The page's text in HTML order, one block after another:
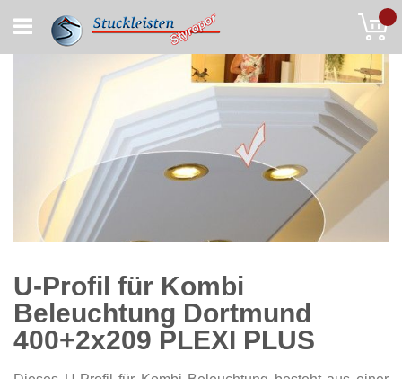
to
Content
U-Profil für Kombi
Beleuchtung Dortmund
400+2x209 PLEXI PLUS